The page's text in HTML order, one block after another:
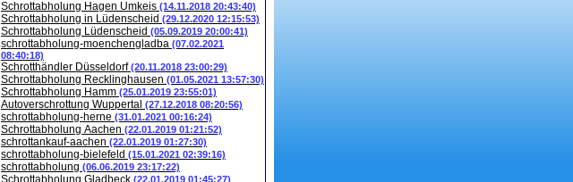
Schrottabholung Hagen Umkeis (14.11.2018 20:43:40)
Schrottabholung in Lüdenscheid (29.12.2020 12:15:53)
Schrottabholung Lüdenscheid (05.09.2019 20:00:41)
schrottabholung-moenchengladba (07.02.2021
08:40:18)
Schrotthändler Düsseldorf(20.11.2018 23:00:29)
Schrottabholung Recklinghausen (01.05.2021 13:57:30)
Schrottabholung Hamm (25.01.2019 23:55:01)
Autoverschrottung Wuppertal (27.12.2018 08:20:56)
schrottabholung-herne (31.01.2021 00:16:24)
Schrottabholung Aachen (22.01.2019 01:21:52)
schrottankauf-aachen (22.01.2019 01:27:30)
schrottabholung-bielefeld (15.01.2021 02:39:16)
schrottabholung (06.06.2019 23:17:22)
Schrottabholung Gladbeck (22.01.2019 01:45:27)